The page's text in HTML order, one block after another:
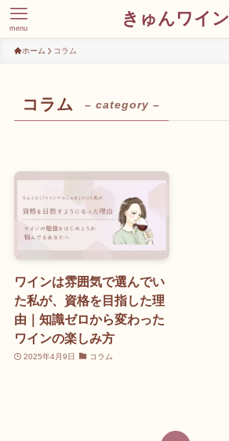
きゅんワイン
menu
ホーム コラム
コラム – category –
ワインは雰囲気で選んでい
た私が、資格を目指した理
由｜知識ゼロから変わった
ワインの楽しみ方
2025年4月9日 コラム